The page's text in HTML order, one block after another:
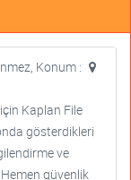
Konum :
Kaplan File
gösterdikleri
ve
güvenlik